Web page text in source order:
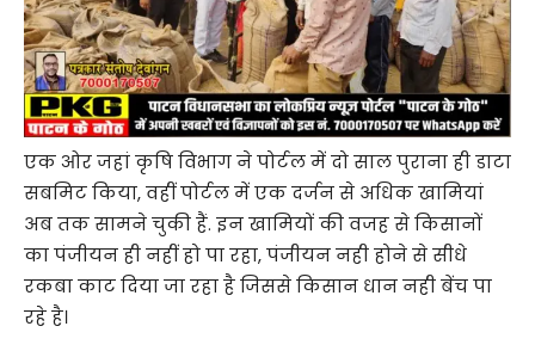
एक ओर जहां कृषि विभाग ने पोर्टल में दो साल पुराना ही डाटा
सबमिट किया, वहीं पोर्टल में एक दर्जन से अधिक खामियां
अब तक सामने चुकी हैं. इन खामियों की वजह से किसानों
का पंजीयन ही नहीं हो पा रहा, पंजीयन नही होने से सीधे
रकबा काट दिया जा रहा है जिससे किसान धान नही बेंच पा
रहे है।